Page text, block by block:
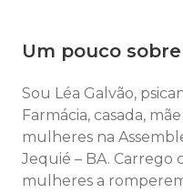
Um pouco
Sou Léa Galvão,
Farmácia, casada,
mulheres na
Jequié – BA. Carrego
mulheres a